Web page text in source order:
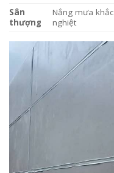
Sân
thượng
Nắng mưa khắc
nghiệt